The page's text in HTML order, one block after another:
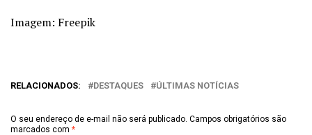
Imagem: Freepik
RELACIONADOS: DESTAQUES ÚLTIMAS NOTÍCIAS
O seu endereço de e-mail não será publicado. Campos obrigatórios são
marcados com *